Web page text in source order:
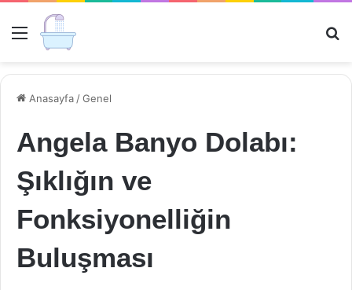
Menü
Anasayfa /Genel
Angela Banyo Dolabı:
Şıklığın ve
Fonksiyonelliğin
Buluşması